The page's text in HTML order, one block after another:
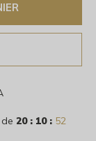
20 : 10 : 51